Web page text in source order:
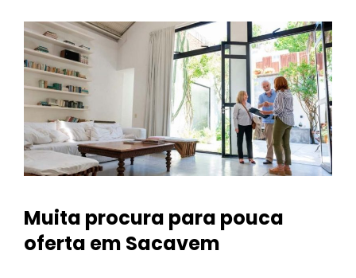
Muita procura para pouca
oferta em Sacavem